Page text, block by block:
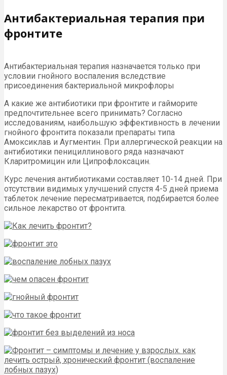
Антибактериальная терапия при
фронтите
Антибактериальная терапия назначается только при
условии гнойного воспаления вследствие
присоединения бактериальной микрофлоры
А какие же антибиотики при фронтите и гайморите
предпочтительнее всего принимать? Согласно
исследованиям, наибольшую эффективность в лечении
гнойного фронтита показали препараты типа
Амоксиклав и Аугментин. При аллергической реакции на
антибиотики пенициллинового ряда назначают
Кларитромицин или Ципрофлоксацин.
Курс лечения антибиотиками составляет 10-14 дней. При
отсутствии видимых улучшений спустя 4-5 дней приема
таблеток лечение пересматривается, подбирается более
сильное лекарство от фронтита.